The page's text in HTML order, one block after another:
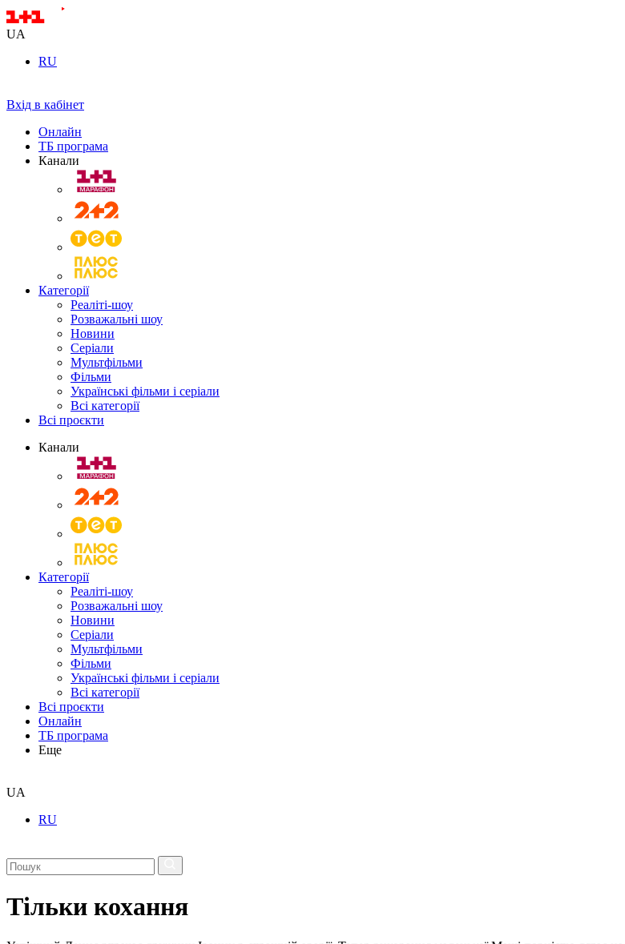
UA
RU
Вхід в кабінет
Онлайн
ТБ програма
Канали
Категорії
Реаліті-шоу
Розважальні шоу
Новини
Серіали
Мультфільми
Фільми
Українські фільми і серіали
Всі категорії
Всі проєкти
Канали
Категорії
Реаліті-шоу
Розважальні шоу
Новини
Серіали
Мультфільми
Фільми
Українські фільми і серіали
Всі категорії
Всі проєкти
Онлайн
ТБ програма
Еще
UA
RU
Тільки кохання